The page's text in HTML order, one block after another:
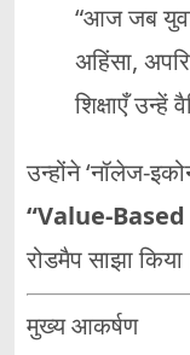
“आज जब
अहिंसा,
शिक्षाएँ उन्हें
उन्होंने
रोडमैप साझा
मुख्य आकर्षण